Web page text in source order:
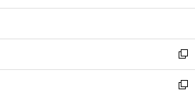
開
ウ
開
く
ン
ウ
で
開
く
ウ
ン
ド
ウ
で
新
し
い